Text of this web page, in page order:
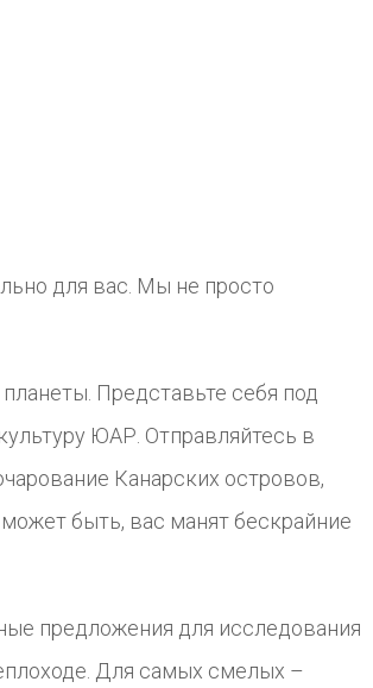
для вас. Мы не просто
Представьте себя под
ЮАР. Отправляйтесь в
Канарских островов,
быть, вас манят бескрайние
предложения для исследования
Для самых смелых –